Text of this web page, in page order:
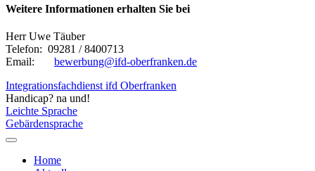
Weitere Informationen erhalten Sie bei
Herr Uwe Täuber
Telefon: 09281 / 8400713
Email: bewerbung@ifd-oberfranken.de
Integrationsfachdienst ifd Oberfranken
Handicap? na und!
Leichte Sprache
Gebärdensprache
Home